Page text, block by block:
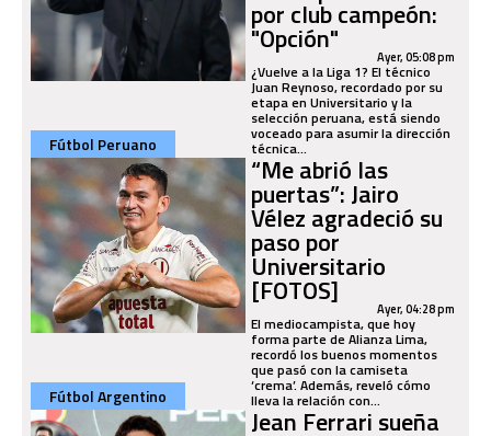
por club campeón:
"Opción" Ayer, 05:08 pm
¿Vuelve a la Liga 1? El técnico
Juan Reynoso, recordado por su
etapa en Universitario y la
selección peruana, está siendo
voceado para asumir la dirección
técnica...
Fútbol Peruano
“Me abrió las
puertas”: Jairo
Vélez agradeció su
paso por
Universitario
[FOTOS] Ayer, 04:28 pm
El mediocampista, que hoy
forma parte de Alianza Lima,
recordó los buenos momentos
que pasó con la camiseta
‘crema’. Además, reveló cómo
lleva la relación con...
Fútbol Argentino
Jean Ferrari sueña